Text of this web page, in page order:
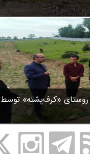
«کرف‌پشته» توسط